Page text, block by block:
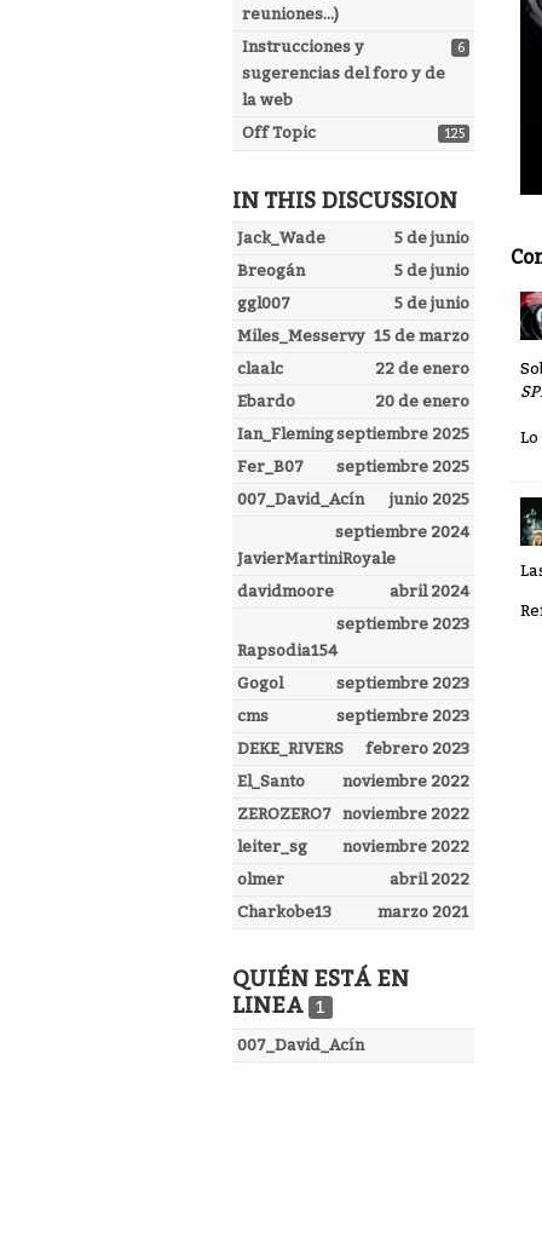
reuniones...)
6
Instrucciones y
sugerencias del foro y de
la web
125
Off Topic
IN THIS DISCUSSION
5 de junio
Jack_Wade
5 de junio
Breogán
5 de junio
ggl007
15 de marzo
Miles_Messervy
22 de enero
claalc
20 de enero
Ebardo
septiembre 2025
Ian_Fleming
septiembre 2025
Fer_B07
junio 2025
007_David_Acín
septiembre 2024
JavierMartiniRoyale
abril 2024
davidmoore
septiembre 2023
Rapsodia154
septiembre 2023
Gogol
septiembre 2023
cms
febrero 2023
DEKE_RIVERS
noviembre 2022
El_Santo
noviembre 2022
ZEROZERO7
noviembre 2022
leiter_sg
abril 2022
olmer
marzo 2021
Charkobe13
QUIÉN ESTÁ EN
LINEA 1
007_David_Acín